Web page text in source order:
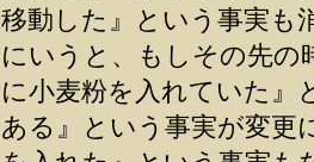
移動した』という事実
にいうと、もしその先の
に小麦粉を入れていた』
ある』という事実が変更